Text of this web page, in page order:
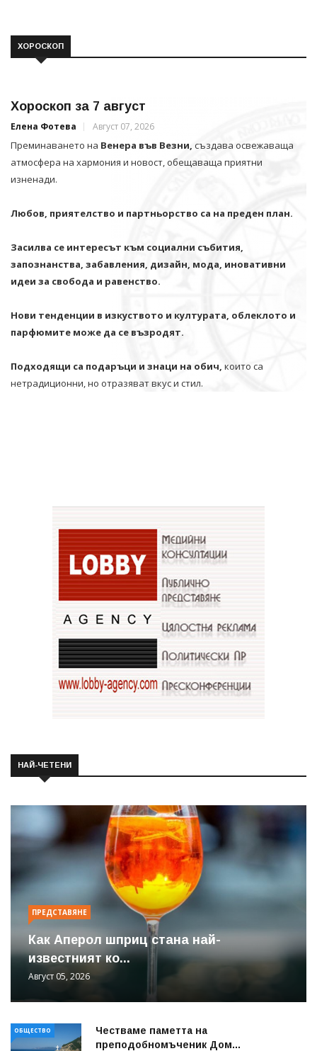
ХОРОСКОП
Хороскоп за 7 август
Елена Фотева Август 07, 2026
Преминаването на Венера във Везни, създава освежаваща
атмосфера на хармония и новост, обещаваща приятни
изненади.
Любов, приятелство и партньорство са на преден план.
Засилва се интересът към социални събития,
запознанства, забавления, дизайн, мода, иновативни
идеи за свобода и равенство.
Нови тенденции в изкуството и културата, облеклото и
парфюмите може да се възродят.
Подходящи са подаръци и знаци на обич, които са
нетрадиционни, но отразяват вкус и стил.
НАЙ-ЧЕТЕНИ
ПРЕДСТАВЯНЕ
Как Аперол шприц стана най-
известният ко...
Август 05, 2026
ОБЩЕСТВО
Честваме паметта на
преподобномъченик Дом...